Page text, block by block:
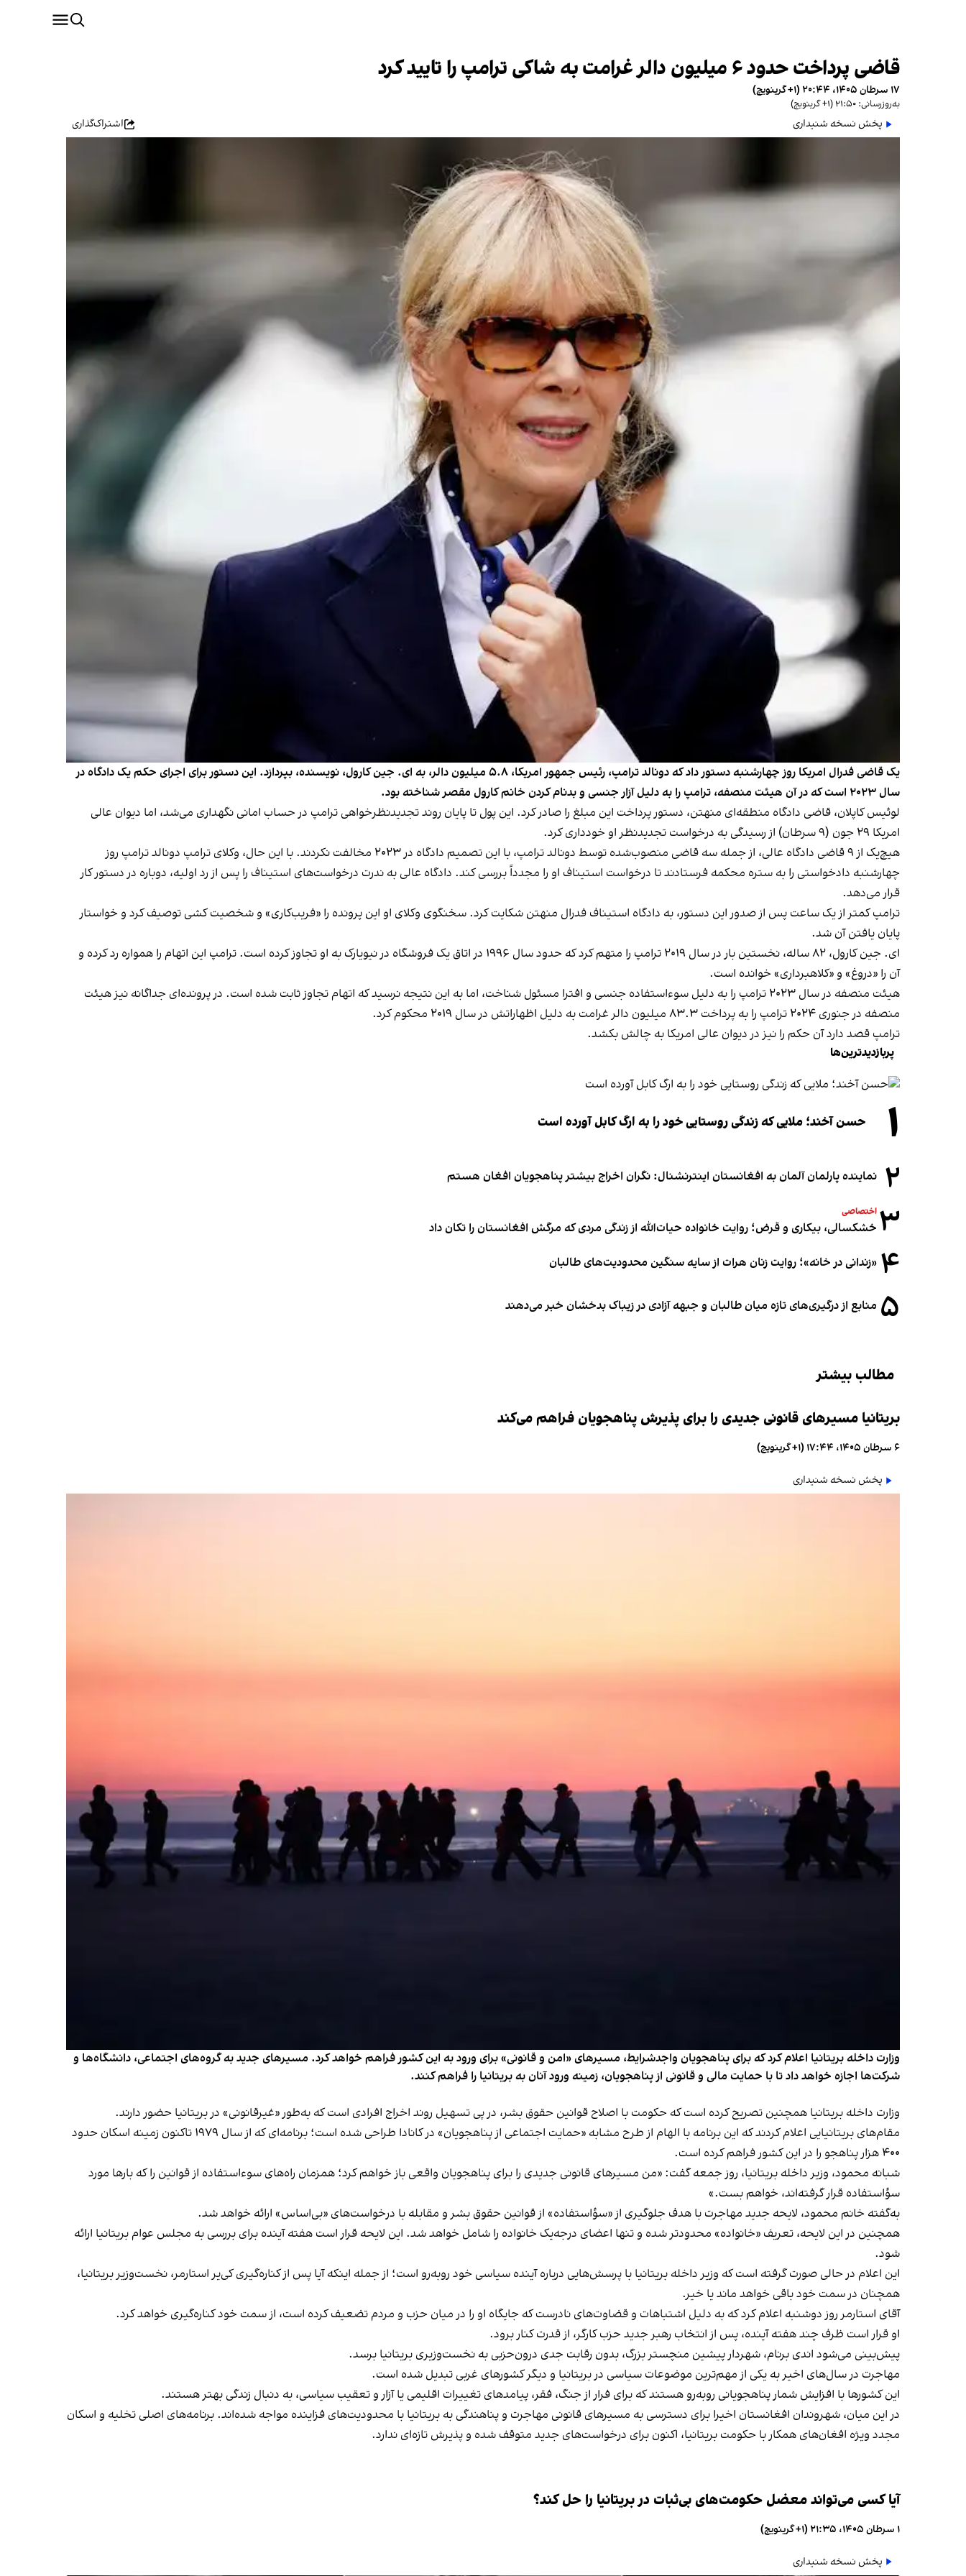
قاضی پرداخت حدود ۶ میلیون دالر غرامت به شاکی ترامپ را تایید کرد
۱۷ سرطان ۱۴۰۵، ۲۰:۴۴ (‎+۱ گرینویچ)
به‌روزرسانی: ۲۱:۵۰ (‎+۱ گرینویچ)
پخش نسخه شنیداری اشتراک‌گذاری
یک قاضی فدرال امریکا روز چهارشنبه دستور داد که دونالد ترامپ، رئیس جمهور امریکا، ۵.۸ میلیون دالر، به ای. جین کارول، نویسنده، بپردازد. این دستور برای اجرای حکم یک دادگاه در
سال ۲۰۲۳ است که در آن هیئت منصفه، ترامپ را به دلیل آزار جنسی و بدنام کردن خانم کارول مقصر شناخته بود.
لوئیس کاپلان، قاضی دادگاه منطقه‌ای منهتن، دستور پرداخت این مبلغ را صادر کرد. این پول تا پایان روند تجدیدنظرخواهی ترامپ در حساب امانی نگهداری می‌شد، اما دیوان عالی
امریکا ۲۹ جون (۹ سرطان) از رسیدگی به درخواست تجدیدنظر او خودداری کرد.
هیچ‌یک از ۹ قاضی دادگاه عالی، از جمله سه قاضی منصوب‌شده توسط دونالد ترامپ، با این تصمیم دادگاه در ۲۰۲۳ مخالفت نکردند. با این حال، وکلای ترامپ دونالد ترامپ روز
چهارشنبه دادخواستی را به ستره محکمه فرستادند تا درخواست استیناف او را مجدداً بررسی کند. دادگاه عالی به ندرت درخواست‌های استیناف را پس از رد اولیه، دوباره در دستور کار
قرار می‌دهد.
ترامپ کمتر از یک ساعت پس از صدور این دستور، به دادگاه استیناف فدرال منهتن شکایت کرد. سخنگوی وکلای او این پرونده را «فریب‌کاری» و شخصیت کشی توصیف کرد و خواستار
پایان یافتن آن شد.
ای. جین کارول، ۸۲ ساله، نخستین بار در سال ۲۰۱۹ ترامپ را متهم کرد که حدود سال ۱۹۹۶ در اتاق یک فروشگاه در نیویارک به او تجاوز کرده است. ترامپ این اتهام را همواره رد کرده و
آن را «دروغ» و «کلاهبرداری» خوانده است.
هیئت منصفه در سال ۲۰۲۳ ترامپ را به دلیل سوءاستفاده جنسی و افترا مسئول شناخت، اما به این نتیجه نرسید که اتهام تجاوز ثابت شده است. در پرونده‌ای جداگانه نیز هیئت
منصفه در جنوری ۲۰۲۴ ترامپ را به پرداخت ۸۳.۳ میلیون دالر غرامت به دلیل اظهاراتش در سال ۲۰۱۹ محکوم کرد.
ترامپ قصد دارد آن حکم را نیز در دیوان عالی امریکا به چالش بکشد.
پربازدیدترین‌ها
۱ حسن آخند؛ ملایی که زندگی روستایی خود را به ارگ کابل آورده است
۲ نماینده پارلمان آلمان به افغانستان اینترنشنال: نگران اخراج بیشتر پناهجویان افغان هستم
۳ اختصاصی
خشکسالی، بیکاری و قرض؛ روایت خانواده حیات‌الله از زندگی مردی که مرگش افغانستان را تکان داد
۴ «زندانی در خانه»؛ روایت زنان هرات از سایه سنگین محدودیت‌های طالبان
۵ منابع از درگیری‌های تازه میان طالبان و جبهه آزادی در زیباک بدخشان خبر می‌دهند
مطالب بیشتر
بریتانیا مسیرهای قانونی جدیدی را برای پذیرش پناهجویان فراهم می‌کند
۶ سرطان ۱۴۰۵، ۱۷:۴۴ (‎+۱ گرینویچ)
پخش نسخه شنیداری
وزارت داخله بریتانیا اعلام کرد که برای پناهجویان واجدشرایط، مسیرهای «امن و قانونی» برای ورود به این کشور فراهم خواهد کرد. مسیرهای جدید به گروه‌های اجتماعی، دانشگاه‌ها و
شرکت‌ها اجازه خواهد داد تا با حمایت مالی و قانونی از پناهجویان، زمینه ورود آنان به بریتانیا را فراهم کنند.
وزارت داخله بریتانیا همچنین تصریح کرده است که حکومت با اصلاح قوانین حقوق بشر، در پی تسهیل روند اخراج افرادی است که به‌طور «غیرقانونی» در بریتانیا حضور دارند.
مقام‌های بریتانیایی اعلام کردند که این برنامه با الهام از طرح مشابه «حمایت اجتماعی از پناهجویان» در کانادا طراحی شده است؛ برنامه‌ای که از سال ۱۹۷۹ تاکنون زمینه اسکان حدود
۴۰۰ هزار پناهجو را در این کشور فراهم کرده است.
شبانه محمود، وزیر داخله بریتانیا، روز جمعه گفت: «من مسیرهای قانونی جدیدی را برای پناهجویان واقعی باز خواهم کرد؛ همزمان راه‌های سوءاستفاده از قوانین را که بارها مورد
سؤاستفاده قرار گرفته‌اند، خواهم بست.»
به‌گفته خانم محمود، لایحه جدید مهاجرت با هدف جلوگیری از «سؤاستفاده» از قوانین حقوق‌ بشر و مقابله با درخواست‌های «بی‌اساس» ارائه خواهد شد.
همچنین در این لایحه، تعریف «خانواده» محدودتر شده و تنها اعضای درجه‌یک خانواده را شامل خواهد شد. این لایحه قرار است هفته آینده برای بررسی به مجلس عوام بریتانیا ارائه
شود.
این اعلام در حالی صورت گرفته است که وزیر داخله بریتانیا با پرسش‌هایی درباره آینده سیاسی خود روبه‌رو است؛ از جمله اینکه آیا پس از کناره‌گیری کی‌یر استارمر، نخست‌وزیر بریتانیا،
همچنان در سمت خود باقی خواهد ماند یا خیر.
آقای استارمر روز دوشنبه اعلام کرد که به دلیل اشتباهات و قضاوت‌های نادرست که جایگاه او را در میان حزب و مردم تضعیف کرده است، از سمت خود کناره‌گیری خواهد کرد.
او قرار است ظرف چند هفته آینده، پس از انتخاب رهبر جدید حزب کارگر، از قدرت کنار برود.
پیش‌بینی می‌شود اندی برنام، شهردار پیشین منچستر بزرگ، بدون رقابت جدی درون‌حزبی به نخست‌وزیری بریتانیا برسد.
مهاجرت در سال‌های اخیر به یکی از مهم‌ترین موضوعات سیاسی در بریتانیا و دیگر کشورهای غربی تبدیل شده است.
این کشورها با افزایش شمار پناهجویانی روبه‌رو هستند که برای فرار از جنگ، فقر، پیامدهای تغییرات اقلیمی یا آزار و تعقیب سیاسی، به دنبال زندگی بهتر هستند.
در این میان، شهروندان افغانستان اخیرا برای دسترسی به مسیرهای قانونی مهاجرت و پناهندگی به بریتانیا با محدودیت‌های فزاینده مواجه شده‌اند. برنامه‌های اصلی تخلیه و اسکان
مجدد ویژه افغان‌های همکار با حکومت بریتانیا، اکنون برای درخواست‌های جدید متوقف شده و پذیرش تازه‌ای ندارد.
آیا کسی می‌تواند معضل حکومت‌های بی‌ثبات در بریتانیا را حل کند؟
۱ سرطان ۱۴۰۵، ۲۱:۳۵ (‎+۱ گرینویچ)
پخش نسخه شنیداری